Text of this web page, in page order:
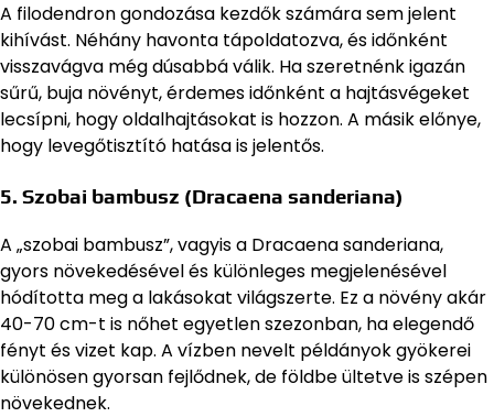
A filodendron gondozása kezdők számára sem jelent
kihívást. Néhány havonta tápoldatozva, és időnként
visszavágva még dúsabbá válik. Ha szeretnénk igazán
sűrű, buja növényt, érdemes időnként a hajtásvégeket
lecsípni, hogy oldalhajtásokat is hozzon. A másik előnye,
hogy levegőtisztító hatása is jelentős.
5. Szobai bambusz (Dracaena sanderiana)
A „szobai bambusz”, vagyis a Dracaena sanderiana,
gyors növekedésével és különleges megjelenésével
hódította meg a lakásokat világszerte. Ez a növény akár
40-70 cm-t is nőhet egyetlen szezonban, ha elegendő
fényt és vizet kap. A vízben nevelt példányok gyökerei
különösen gyorsan fejlődnek, de földbe ültetve is szépen
növekednek.